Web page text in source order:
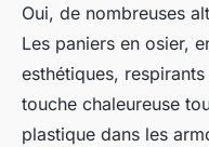
Oui, de nombreuses
Les paniers en osier,
esthétiques,
touche chaleureuse
plastique dans les